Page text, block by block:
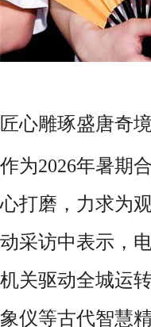
匠心雕琢盛唐奇
作为2026年暑期
心打磨，力求为
动采访中表示，
机关驱动全城运
象仪等古代智慧